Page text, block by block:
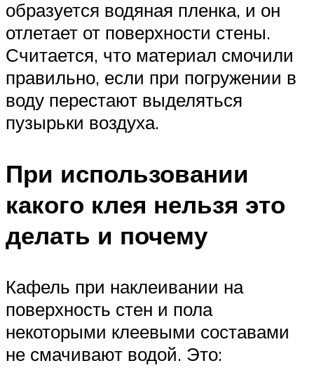
образуется водяная пленка, и он
отлетает от поверхности стены.
Считается, что материал смочили
правильно, если при погружении в
воду перестают выделяться
пузырьки воздуха.
При использовании
какого клея нельзя это
делать и почему
Кафель при наклеивании на
поверхность стен и пола
некоторыми клеевыми составами
не смачивают водой. Это: